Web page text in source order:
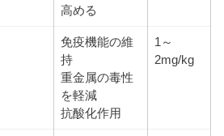
高める
免疫機能の維
持
重金属の毒性
を軽減
抗酸化作用
1～
2mg/kg